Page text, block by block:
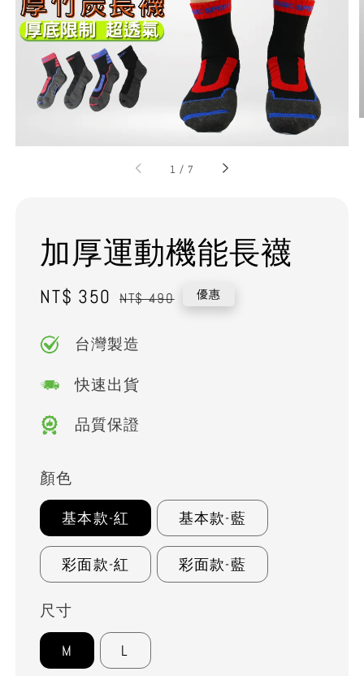
1 / 7
加厚運動機能長襪
Sale
NT$ 350 Regular
NT$ 490 優惠
台灣製造
快速出貨
品質保證
顏色
基本款-紅 基本款-藍
彩面款-紅 彩面款-藍
尺寸
M L